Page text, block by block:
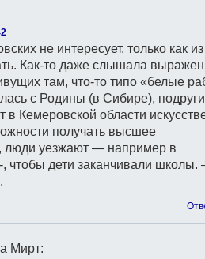
не интересует, только как
Как-то даже слышала
там, что-то типо «белые
с Родины (в Сибире), подруги
в Кемеровской области
получать высшее
люди уезжают — например в
, чтобы дети заканчивали
Мирт: